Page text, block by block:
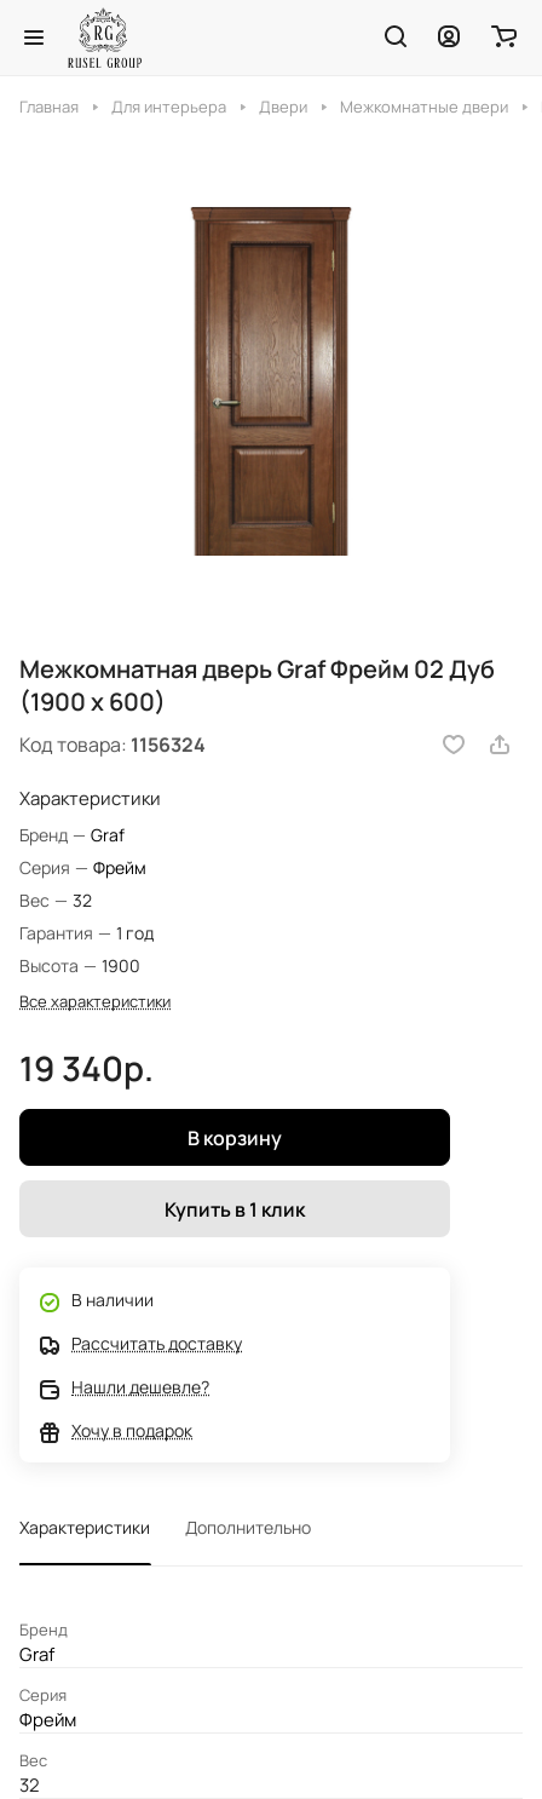
Главная Для интерьера Двери Межкомнатные двери
Межкомнатная дверь Graf Фрейм 02 Дуб
(1900 х 600)
Код товара: 1156324
Характеристики
Бренд — Graf
Серия — Фрейм
Вес — 32
Гарантия — 1 год
Высота — 1900
Все характеристики
19 340р.
В корзину
Купить в 1 клик
В наличии
Рассчитать доставку
Нашли дешевле?
Хочу в подарок
Характеристики Дополнительно
Бренд
Graf
Серия
Фрейм
Вес
32